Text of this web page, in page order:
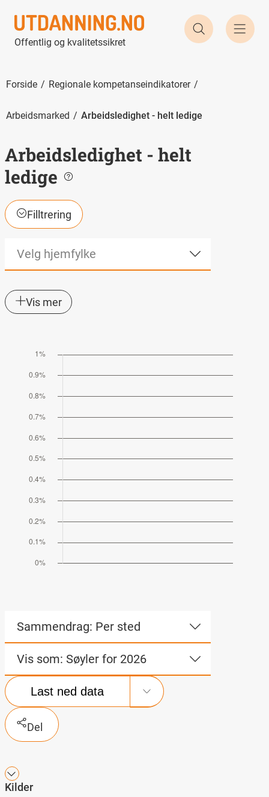
Offentlig og kvalitetssikret
Søk etter
Forside Regionale kompetanseindikatorer
Arbeidsmarked Arbeidsledighet - helt ledige
Arbeidsledighet - helt
ledige
Filltrering
Velg hjemfylke
Vis mer
Sammendrag: Per sted
Vis som: Søyler for 2026
Last ned data
Del
Kilder